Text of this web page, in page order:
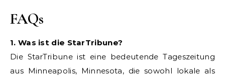
FAQs
1. Was ist die StarTribune?
Die StarTribune ist eine bedeutende Tageszeitung
aus Minneapolis, Minnesota, die sowohl lokale als